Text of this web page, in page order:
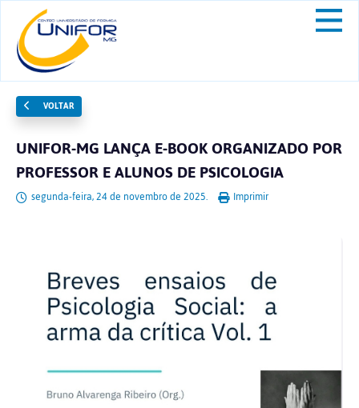
VOLTAR
UNIFOR-MG LANÇA E-BOOK ORGANIZADO POR
PROFESSOR E ALUNOS DE PSICOLOGIA
segunda-feira, 24 de novembro de 2025. Imprimir